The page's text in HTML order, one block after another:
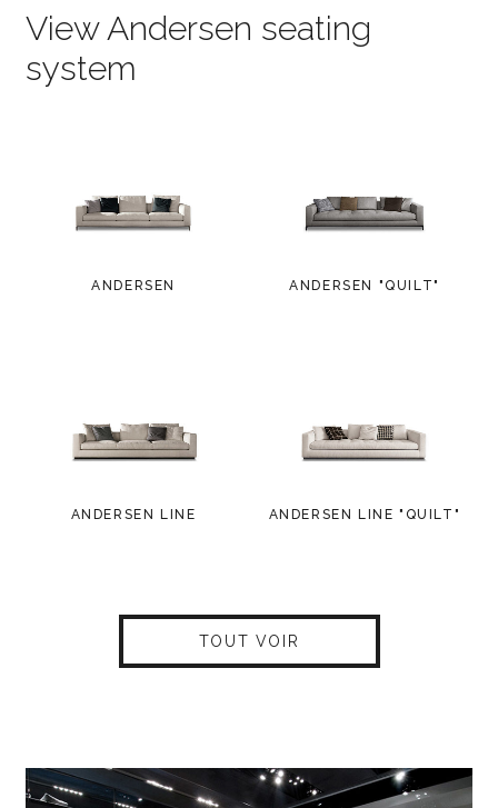
View Andersen seating
system
ANDERSEN ANDERSEN "QUILT"
ANDERSEN LINE ANDERSEN LINE "QUILT"
TOUT VOIR